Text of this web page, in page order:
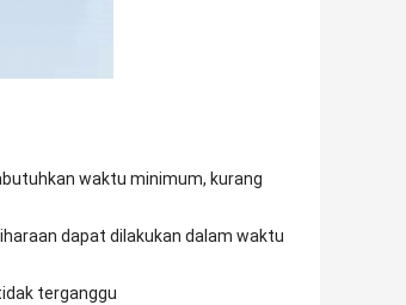
waktu minimum, kurang
dapat dilakukan dalam waktu
terganggu